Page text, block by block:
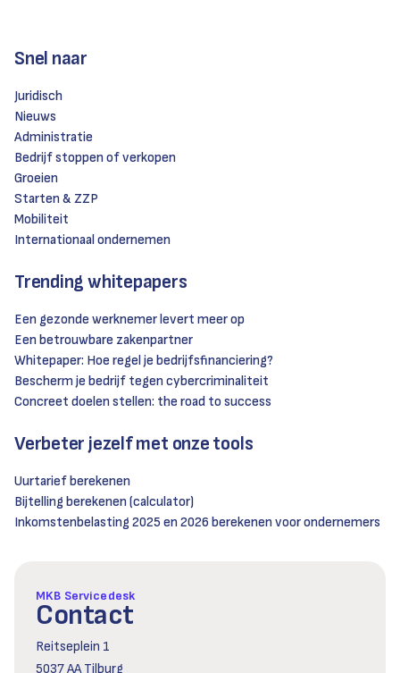
Snel naar
Juridisch
Nieuws
Administratie
Bedrijf stoppen of verkopen
Groeien
Starten & ZZP
Mobiliteit
Internationaal ondernemen
Trending whitepapers
Een gezonde werknemer levert meer op
Een betrouwbare zakenpartner
Whitepaper: Hoe regel je bedrijfsfinanciering?
Bescherm je bedrijf tegen cybercriminaliteit
Concreet doelen stellen: the road to success
Verbeter jezelf met onze tools
Uurtarief berekenen
Bijtelling berekenen (calculator)
Inkomstenbelasting 2025 en 2026 berekenen voor ondernemers
MKB Servicedesk
Contact
Reitseplein 1
5037 AA Tilburg